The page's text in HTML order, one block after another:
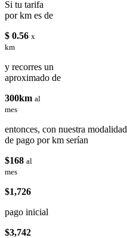
Si tu tarifa
por km es de
$ 0.56 x
km
y recorres un
aproximado de
300km al
mes
entonces, con nuestra modalidad
de pago por km serían
$168 al
mes
$1,726
pago inicial
$3,742